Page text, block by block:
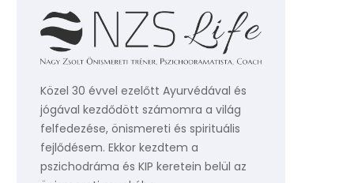
Közel 30 évvel ezelőtt Ayurvédával és
jógával kezdődött számomra a világ
felfedezése, önismereti és spirituális
fejlődésem. Ekkor kezdtem a
pszichodráma és KIP keretein belül az